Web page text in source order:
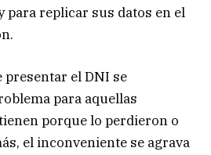
para replicar sus datos en el
presentar el DNI se
para aquellas
porque lo perdieron o
el inconveniente se agrava